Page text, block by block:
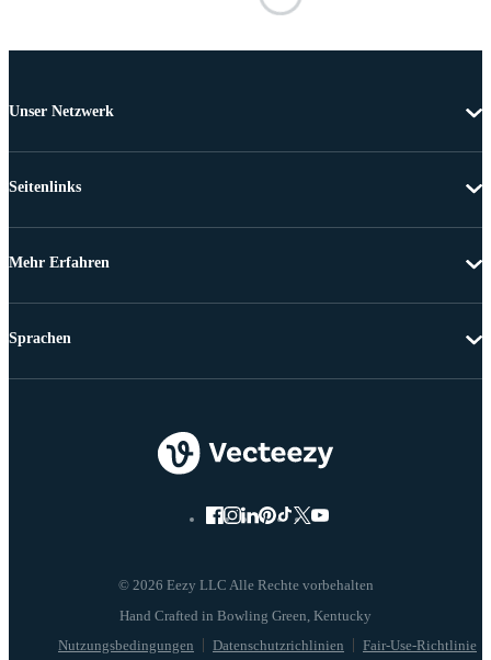
Unser Netzwerk
Seitenlinks
Mehr Erfahren
© 2026 Eezy LLC Alle Rechte vorbehalten
Nutzungsbedingungen Datenschutzrichlinien Fair-Use-Richtlinie
Sprachen